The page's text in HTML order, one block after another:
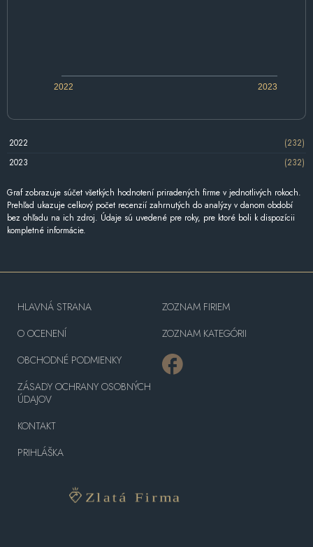
2022 2023
2022
(232)
2023
(232)
Graf zobrazuje súčet všetkých hodnotení priradených firme v jednotlivých rokoch.
Prehľad ukazuje celkový počet recenzií zahrnutých do analýzy v danom období
bez ohľadu na ich zdroj. Údaje sú uvedené pre roky, pre ktoré boli k dispozícii
kompletné informácie.
HLAVNÁ STRANA
O OCENENÍ
OBCHODNÉ PODMIENKY
ZÁSADY OCHRANY OSOBNÝCH
ÚDAJOV
KONTAKT
PRIHLÁŠKA
ZOZNAM FIRIEM
ZOZNAM KATEGÓRII